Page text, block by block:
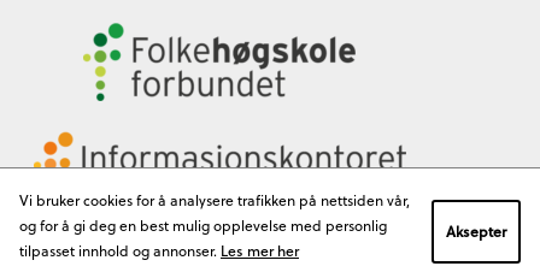
Vi bruker cookies for å analysere trafikken på nettsiden vår,
og for å gi deg en best mulig opplevelse med personlig
tilpasset innhold og annonser. Les mer her
Aksepter